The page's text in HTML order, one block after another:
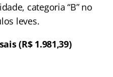
categoria “B” no
leves.
(R$ 1.981,39)